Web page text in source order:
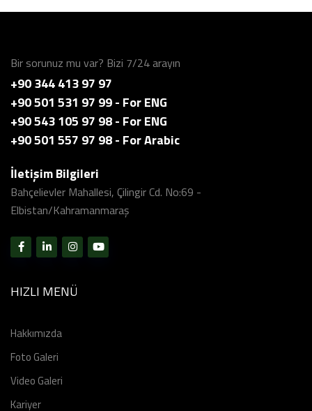
Bir sorunuz mu var? Bizi 7/24 arayın
+90 344 413 97 97
+90 501 531 97 99 - For ENG
+90 543 105 97 98 - For ENG
+90 501 557 97 98 - For Arabic
İletişim Bilgileri
Bahçelievler Mahallesi, Çilingir Cd. No:69 -
Elbistan/Kahramanmaraş
HIZLI MENÜ
Hakkımızda
Foto Galeri
Video Galeri
Kariyer